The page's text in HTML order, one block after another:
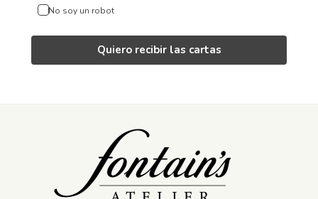
No soy un robot
Quiero recibir las cartas